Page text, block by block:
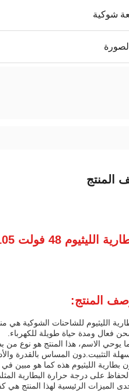
شوكية
المنتج
الليثيوم 48 فولت 105 أيه إيه بطارية الآلات الصناعية
المنتج:
الليثيوم للشاحنات الشوكية هي
فعال ومدة حياة طويلة للكهرباء.
التثبيت.دون المساس بالقدرة
بطارية الليثيوم هذه كما هو مبين
على درجة حرارة البطارية
الميزات الرئيسية لهذا المنتج